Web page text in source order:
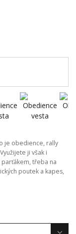
je obedience, rally
ji však i
třeba na
poutek a kapes,